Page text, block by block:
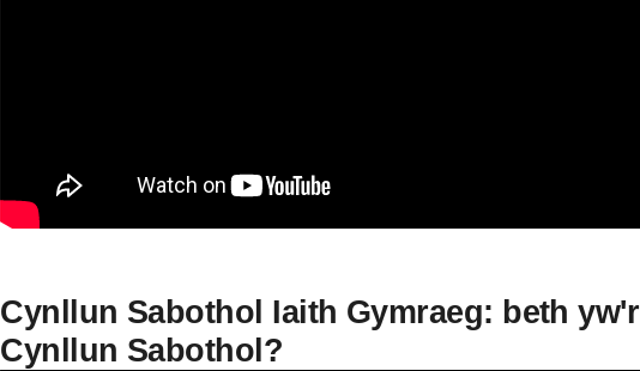
Cynllun Sabothol Iaith Gymraeg: beth yw'r
Cynllun Sabothol?